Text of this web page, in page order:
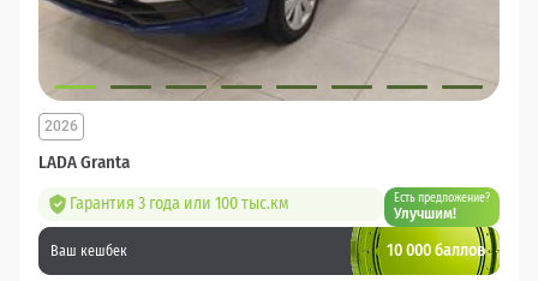
LADA Granta
2026
Гарантия 3 года или 100 тыс.км Есть предложение?
Улучшим!
Ваш кешбек 10 000 баллов